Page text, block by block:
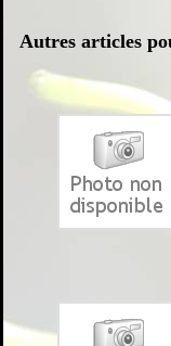
Autres articles